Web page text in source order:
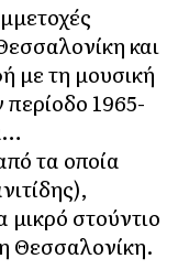
και
με τη μουσική
1965-
τα οποία
στούντιο
Θεσσαλονίκη.